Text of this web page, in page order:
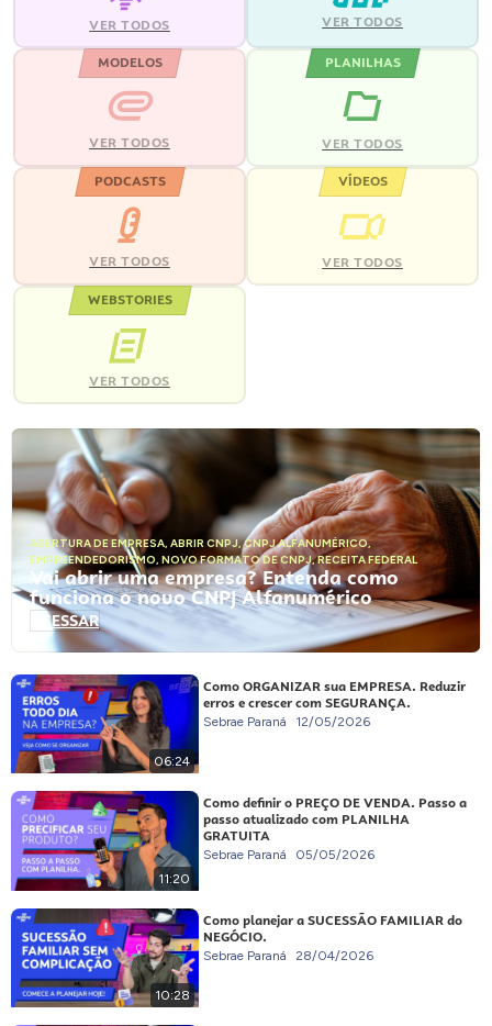
VER TODOS VER TODOS
MODELOS
VER TODOS
PLANILHAS
VER TODOS
PODCASTS
VER TODOS
VÍDEOS
VER TODOS
WEBSTORIES
VER TODOS
ABERTURA DE EMPRESA, ABRIR CNPJ,CNPJ ALFANUMÉRICO,
EMPREENDEDORISMO, NOVO FORMATO DE CNPJ,RECEITA FEDERAL
Vai abrir uma empresa? Entenda como
funciona o novo CNPJ Alfanumérico
ACESSAR
06:24
Como ORGANIZAR sua EMPRESA. Reduzir
erros e crescer com SEGURANÇA.
Sebrae Paraná 12/05/2026
11:20
Como definir o PREÇO DE VENDA. Passo a
passo atualizado com PLANILHA
GRATUITA
Sebrae Paraná 05/05/2026
10:28
Como planejar a SUCESSÃO FAMILIAR do
NEGÓCIO.
Sebrae Paraná 28/04/2026